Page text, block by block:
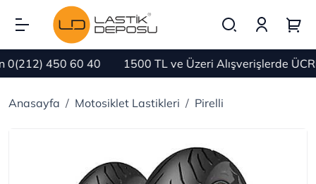
450 60 40 1500 TL ve Üzeri Alışverişlerde
Anasayfa Motosiklet Lastikleri Pirelli